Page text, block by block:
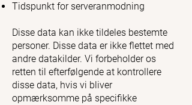
Tidspunkt for serveranmodning
Disse data kan ikke tildeles bestemte
personer. Disse data er ikke flettet med
andre datakilder. Vi forbeholder os
retten til efterfølgende at kontrollere
disse data, hvis vi bliver
opmærksomme på specifikke